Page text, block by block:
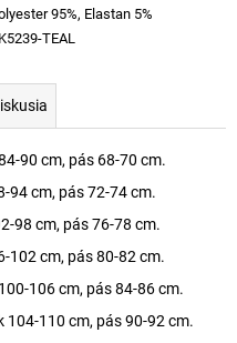
95%, Elastan 5%
TEAL
90 cm, pás 68-70 cm.
94 cm, pás 72-74 cm.
98 cm, pás 76-78 cm.
102 cm, pás 80-82 cm.
106 cm, pás 84-86 cm.
104-110 cm, pás 90-92 cm.